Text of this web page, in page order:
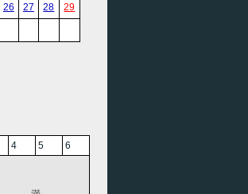
26 27 28 29
4 5 6